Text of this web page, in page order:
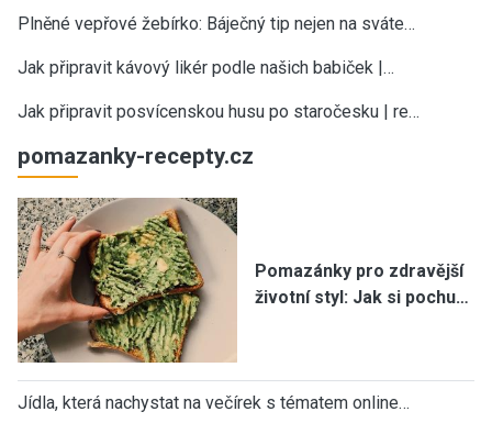
Plněné vepřové žebírko: Báječný tip nejen na sváte…
Jak připravit kávový likér podle našich babiček |…
Jak připravit posvícenskou husu po staročesku | re…
pomazanky-recepty.cz
Pomazánky pro zdravější
životní styl: Jak si pochu…
Jídla, která nachystat na večírek s tématem online…